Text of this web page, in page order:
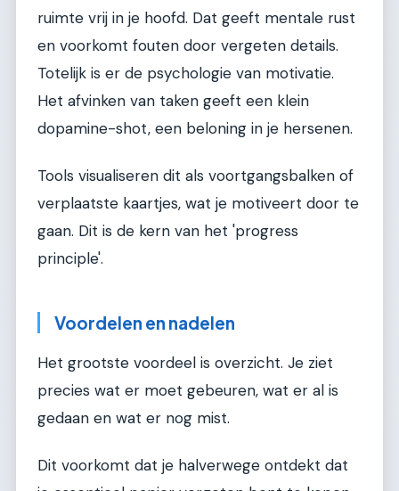
ruimte vrij in je hoofd. Dat geeft mentale rust
en voorkomt fouten door vergeten details.
Totelijk is er de psychologie van motivatie.
Het afvinken van taken geeft een klein
dopamine-shot, een beloning in je hersenen.
Tools visualiseren dit als voortgangsbalken of
verplaatste kaartjes, wat je motiveert door te
gaan. Dit is de kern van het 'progress
principle'.
Voordelen en nadelen
Het grootste voordeel is overzicht. Je ziet
precies wat er moet gebeuren, wat er al is
gedaan en wat er nog mist.
Dit voorkomt dat je halverwege ontdekt dat